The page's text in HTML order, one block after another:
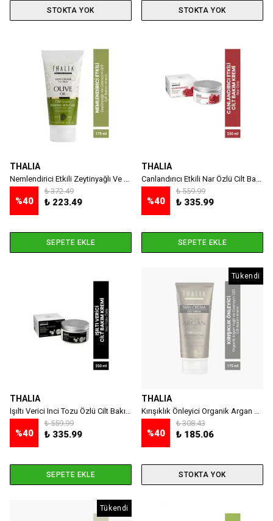
STOKTA YOK STOKTA YOK
THALIA
Nemlendirici Etkili Zeytinyağlı Ve Coenzym Q10 Cilt Bakım Kremi - 175 ml
%40
₺ 372.49
₺ 223.49
SEPETE EKLE
THALIA
Canlandırıcı Etkili Nar Özlü Cilt Bakım Kremi - 250 ml
%40
₺ 559.99
₺ 335.99
SEPETE EKLE
THALIA
Işıltı Verici Inci Tozu Özlü Cilt Bakım Kremi - 250 Ml
%40
₺ 559.99
₺ 335.99
SEPETE EKLE
Tükendi
THALIA
Kırışıklık Önleyici Organik Argan Yağlı ve Coenzym Q10 Cilt Bakım Kremi 175 ml
%40
₺ 308.43
₺ 185.06
STOKTA YOK
Tükendi